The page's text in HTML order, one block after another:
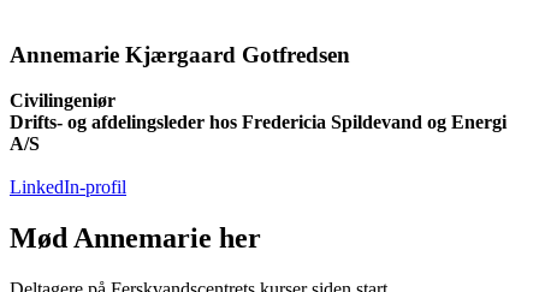
Annemarie Kjærgaard Gotfredsen
Civilingeniør
Drifts- og afdelingsleder hos Fredericia Spildevand og Energi
A/S
LinkedIn-profil
Mød Annemarie her